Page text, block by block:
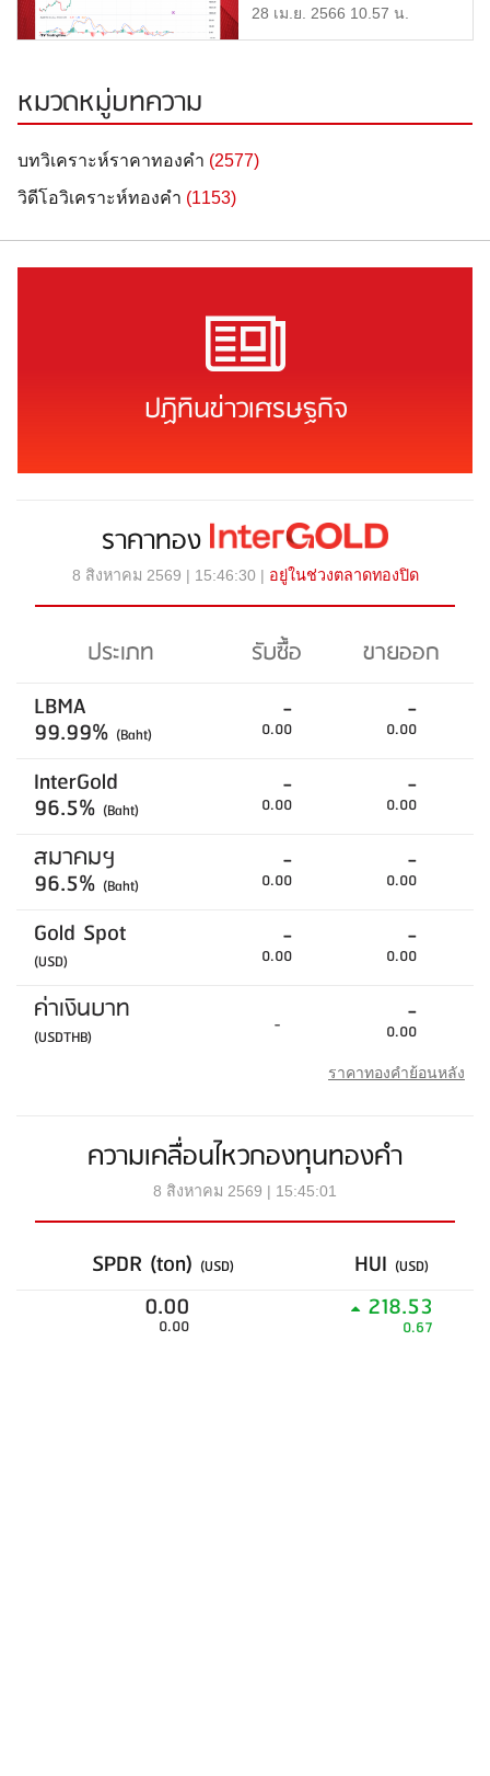
2,010 หรือ 32,350 บาท แ […]
28 เม.ย. 2566 10.57 น.
หมวดหมู่บทความ
บทวิเคราะห์ราคาทองคำ (2577)
วิดีโอวิเคราะห์ทองคำ (1153)
ปฏิทินข่าวเศรษฐกิจ
ราคาทอง
8 สิงหาคม 2569 | 15:46:30 | อยู่ในช่วงตลาดทองปิด
ประเภท รับซื้อ
ขายออก
LBMA
99.99% (Baht)
-
0.00
-
0.00
InterGold
96.5% (Baht)
-
0.00
-
0.00
สมาคมฯ
96.5% (Baht)
-
0.00
-
0.00
Gold Spot
(USD)
-
0.00
-
0.00
ค่าเงินบาท
(USDTHB) - -
0.00
ราคาทองคำย้อนหลัง
ความเคลื่อนไหวกองทุนทองคำ
8 สิงหาคม 2569 | 15:45:01
SPDR (ton) (USD) HUI (USD)
0.00
0.00
218.53
0.67